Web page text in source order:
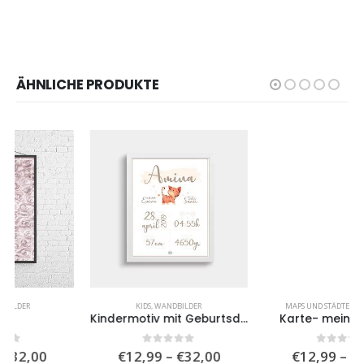
ÄHNLICHE PRODUKTE
Kindermotiv mit Geburtsdaten 2
€ 32,00Preisspanne:
WANDBILDER
Karte- meine Stadt III
€ 36,00